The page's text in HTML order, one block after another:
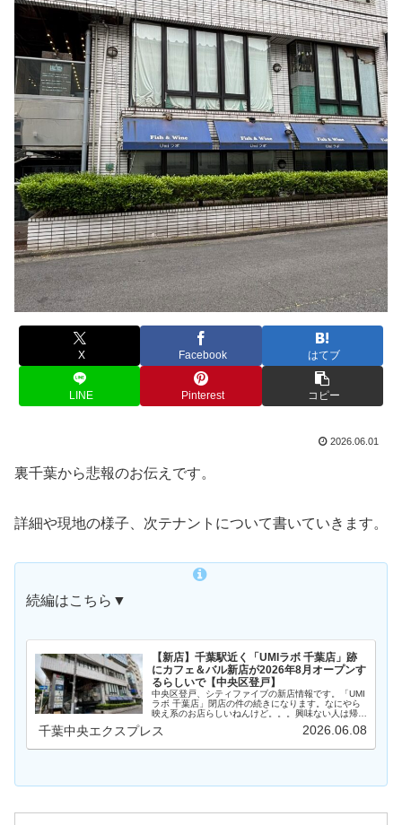
X Facebook はてブ
LINE Pinterest コピー
2026.06.01
裏千葉から悲報のお伝えです。
詳細や現地の様子、次テナントについて書いていきます。
続編はこちら▼
【新店】千葉駅近く「UMIラボ 千葉店」跡
にカフェ＆バル新店が2026年8月オープンす
るらしいで【中央区登戸】
中央区登戸、シティファイブの新店情報です。「UMI
ラボ 千葉店」閉店の件の続きになります。なにやら
映え系のお店らしいねんけど。。。興味ない人は帰っ
登戸の「CITY5（シティファイブ）」なるビル…
千葉中央エクスプレス 2026.06.08